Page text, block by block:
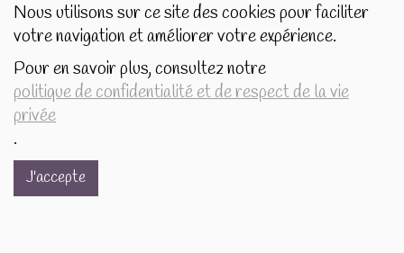
Nous utilisons sur ce site des cookies pour faciliter
votre navigation et améliorer votre expérience.
Pour en savoir plus, consultez notre
politique de confidentialité et de respect de la vie
privée
.
J'accepte